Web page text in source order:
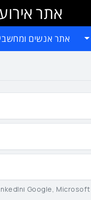
אתר
אתר אנשים